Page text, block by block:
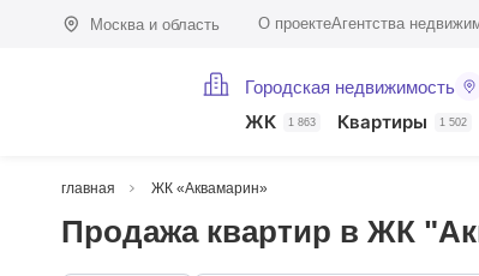
Москва и область О проектеАгентства
Городская недвижимость
ЖК 1 863 Квартиры 1 502
главная ЖК «Аквамарин»
Продажа квартир в ЖК